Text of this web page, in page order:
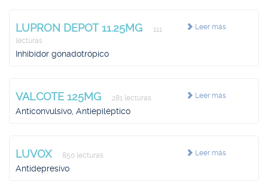
Leer más
LUPRON DEPOT 11.25MG
111
lecturas
Inhibidor gonadotrópico
Leer más
VALCOTE 125MG 281 lecturas
Anticonvulsivo, Antiepiléptico
Leer más
LUVOX 850 lecturas
Antidepresivo